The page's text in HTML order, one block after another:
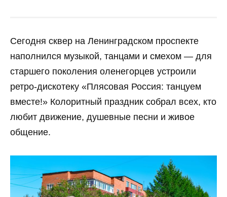
Сегодня сквер на Ленинградском проспекте
наполнился музыкой, танцами и смехом — для
старшего поколения оленегорцев устроили
ретро-дискотеку «Плясовая Россия: танцуем
вместе!» Колоритный праздник собрал всех, кто
любит движение, душевные песни и живое
общение.